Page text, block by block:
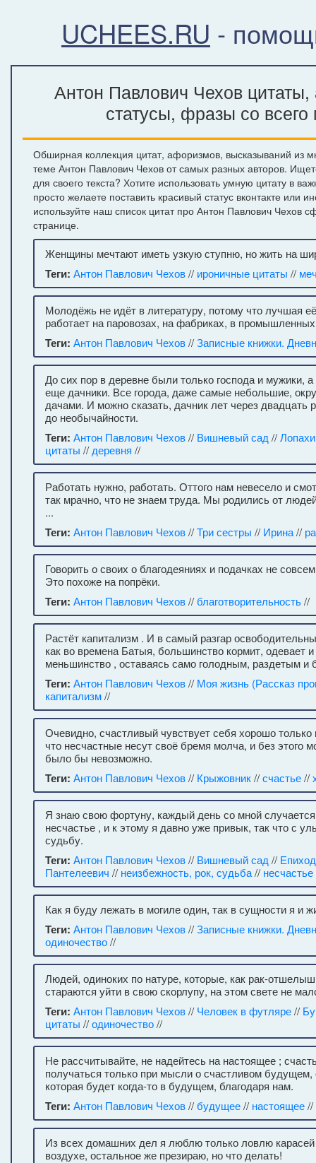
UCHEES.RU -
Антон Павлович Чехов
статусы, фразы со
Обширная коллекция цитат, афоризмов, высказываний из
теме Антон Павлович Чехов от самых разных авторов.
для своего текста? Хотите использовать умную цитату в
просто желаете поставить красивый статус вконтакте или
используйте наш список цитат про Антон Павлович Чехов
странице.
Женщины мечтают иметь узкую ступню, но жить на
Теги: Антон Павлович Чехов// ироничные цитаты //
Молодёжь не идёт в литературу, потому что лучшая
работает на паровозах, на фабриках, в
Теги: Антон Павлович Чехов//Записные книжки.
До сих пор в деревне были только господа и мужики,
еще дачники. Все города, даже самые небольшие,
дачами. И можно сказать, дачник лет через двадцать
до необычайности.
Теги: Антон Павлович Чехов// Вишневый сад //
цитаты // деревня //
Работать нужно, работать. Оттого нам невесело и
так мрачно, что не знаем труда. Мы родились от
...
Теги: Антон Павлович Чехов//Три сестры // Ирина//
Говорить о своих о благодеяниях и подачках не
Это похоже на попрёки.
Теги: Антон Павлович Чехов//благотворительность//
Растёт капитализм . И в самый разгар
как во времена Батыя, большинство кормит, одевает
меньшинство , оставаясь само голодным, раздетым и
Теги: Антон Павлович Чехов// Моя жизнь (Рассказ
капитализм//
Очевидно, счастливый чувствует себя хорошо только
что несчастные несут своё бремя молча, и без этого
было бы невозможно.
Теги: Антон Павлович Чехов// Крыжовник//счастье//
Я знаю свою фортуну, каждый день со мной
несчастье , и к этому я давно уже привык, так что с
судьбу.
Теги: Антон Павлович Чехов// Вишневый сад //
Пантелеевич // неизбежность, рок, судьба// несчастье
Как я буду лежать в могиле один, так в сущности я и
Теги: Антон Павлович Чехов//Записные книжки.
одиночество//
Людей, одиноких по натуре, которые, как рак-
стараются уйти в свою скорлупу, на этом свете не
Теги: Антон Павлович Чехов// Человек в футляре//
цитаты //одиночество//
Не рассчитывайте, не надейтесь на настоящее ;
получаться только при мысли о счастливом будущем,
которая будет когда-то в будущем, благодаря нам.
Теги: Антон Павлович Чехов//будущее// настоящее//
Из всех домашних дел я люблю только ловлю
воздухе, остальное же презираю, но что делать!